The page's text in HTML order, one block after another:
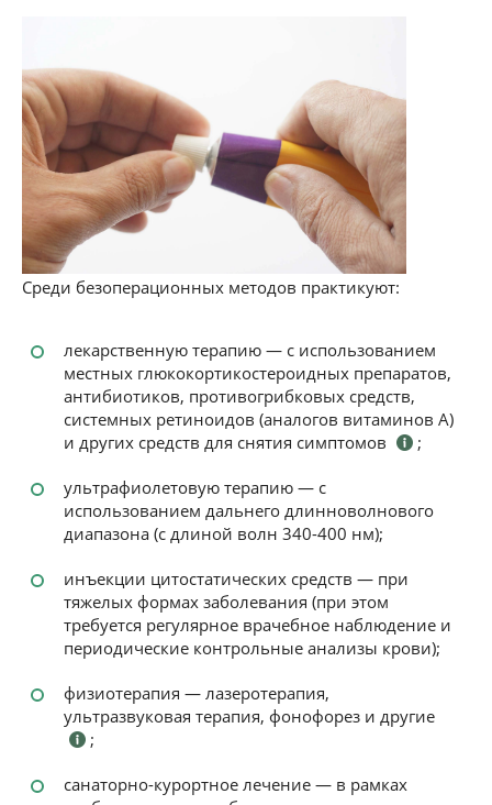
Среди безоперационных методов практикуют:
лекарственную терапию — с использованием
местных глюкокортикостероидных препаратов,
антибиотиков, противогрибковых средств,
системных ретиноидов (аналогов витаминов А)
и других средств для снятия симптомов
;
ультрафиолетовую терапию — с
использованием дальнего длинноволнового
диапазона (с длиной волн 340-400 нм);
инъекции цитостатических средств — при
тяжелых формах заболевания (при этом
требуется регулярное врачебное наблюдение и
периодические контрольные анализы крови);
физиотерапия — лазеротерапия,
ультразвуковая терапия, фонофорез и другие
;
санаторно-курортное лечение — в рамках